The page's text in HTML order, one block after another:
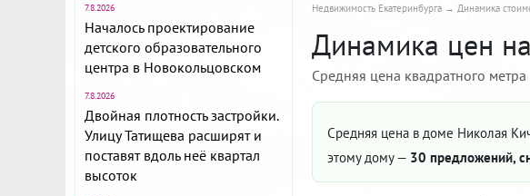
7.8.2026
Началось проектирование
детского образовательного
центра в Новокольцовском
7.8.2026
Двойная плотность застройки.
Улицу Татищева расширят и
поставят вдоль неё квартал
высоток
Недвижимость Екатеринбурга Динамика
Динамика цен
Средняя цена квадратного
Средняя цена в доме Николая
этому дому — 30 предложений,